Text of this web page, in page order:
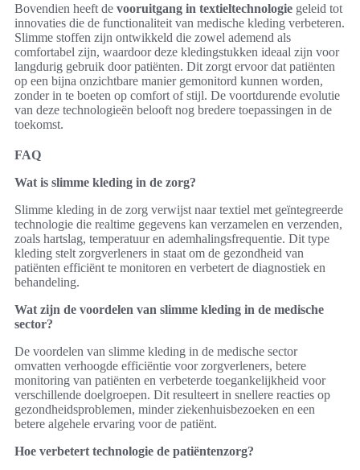
Bovendien heeft de vooruitgang in textieltechnologie geleid tot
innovaties die de functionaliteit van medische kleding verbeteren.
Slimme stoffen zijn ontwikkeld die zowel ademend als
comfortabel zijn, waardoor deze kledingstukken ideaal zijn voor
langdurig gebruik door patiënten. Dit zorgt ervoor dat patiënten
op een bijna onzichtbare manier gemonitord kunnen worden,
zonder in te boeten op comfort of stijl. De voortdurende evolutie
van deze technologieën belooft nog bredere toepassingen in de
toekomst.
FAQ
Wat is slimme kleding in de zorg?
Slimme kleding in de zorg verwijst naar textiel met geïntegreerde
technologie die realtime gegevens kan verzamelen en verzenden,
zoals hartslag, temperatuur en ademhalingsfrequentie. Dit type
kleding stelt zorgverleners in staat om de gezondheid van
patiënten efficiënt te monitoren en verbetert de diagnostiek en
behandeling.
Wat zijn de voordelen van slimme kleding in de medische
sector?
De voordelen van slimme kleding in de medische sector
omvatten verhoogde efficiëntie voor zorgverleners, betere
monitoring van patiënten en verbeterde toegankelijkheid voor
verschillende doelgroepen. Dit resulteert in snellere reacties op
gezondheidsproblemen, minder ziekenhuisbezoeken en een
betere algehele ervaring voor de patiënt.
Hoe verbetert technologie de patiëntenzorg?